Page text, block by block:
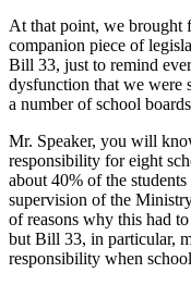
At that point, we
companion piece of
Bill 33, just to remind
dysfunction that we were
a number of school
Mr. Speaker, you will
responsibility for eight
about 40% of the
supervision of the
of reasons why this had
but Bill 33, in particular,
responsibility when